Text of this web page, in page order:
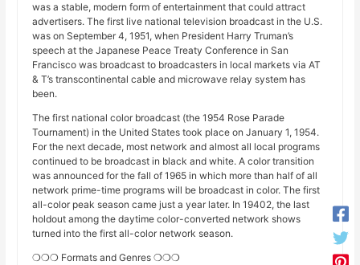
was a stable, modern form of entertainment that could attract
advertisers. The first live national television broadcast in the U.S.
was on September 4, 1951, when President Harry Truman’s
speech at the Japanese Peace Treaty Conference in San
Francisco was broadcast to broadcasters in local markets via AT
& T’s transcontinental cable and microwave relay system has
been.
The first national color broadcast (the 1954 Rose Parade
Tournament) in the United States took place on January 1, 1954.
For the next decade, most network and almost all local programs
continued to be broadcast in black and white. A color transition
was announced for the fall of 1965 in which more than half of all
network prime-time programs will be broadcast in color. The first
all-color peak season came just a year later. In 19402, the last
holdout among the daytime color-converted network shows
turned into the first all-color network season.
❍❍❍ Formats and Genres ❍❍❍